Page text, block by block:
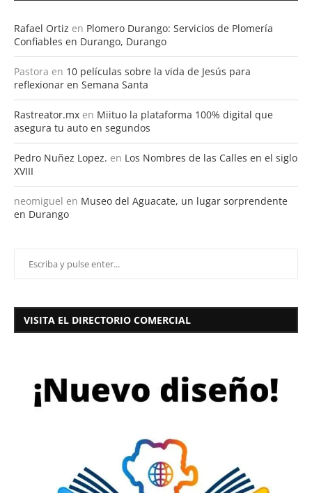
Rafael Ortiz en Plomero Durango: Servicios de Plomería
Confiables en Durango, Durango
Pastora en 10 películas sobre la vida de Jesús para
reflexionar en Semana Santa
Rastreator.mx en Miituo la plataforma 100% digital que
asegura tu auto en segundos
Pedro Nuñez Lopez. en Los Nombres de las Calles en el siglo
XVIII
neomiguel en Museo del Aguacate, un lugar sorprendente
en Durango
VISITA EL DIRECTORIO COMERCIAL